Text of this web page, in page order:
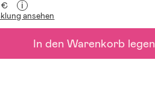
€ i
ansehen
In den Warenkorb legen